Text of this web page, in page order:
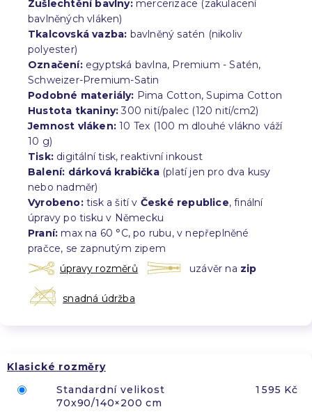
Zušlechtění bavlny:mercerizace (zakulacení
bavlněných vláken)
Tkalcovská vazba: bavlněný satén (nikoliv
polyester)
Označení:egyptská bavlna, Premium - Satén,
Schweizer-Premium-Satin
Podobné materiály: Pima Cotton, Supima Cotton
Hustota tkaniny:300 nití/palec (120 nití/cm2)
Jemnost vláken: 10 Tex (100 m dlouhé vlákno váží
10 g)
Tisk: digitální tisk, reaktivní inkoust
Balení: dárková krabička(platí jen pro dva kusy
nebo nadměr)
Vyrobeno:tisk a šití v České republice, finální
úpravy po tisku v Německu
Praní: max na 60 °C, po rubu, v nepřeplněné
pračce, se zapnutým zipem
úpravy rozměrů
uzávěr na zip
snadná údržba
Klasické rozměry
Standardní velikost
70x90/140×200 cm
1 595 Kč